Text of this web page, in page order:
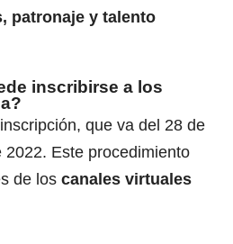
patronaje y talento
inscribirse a los
que va del 28 de
2022. Este procedimiento
de los canales virtuales